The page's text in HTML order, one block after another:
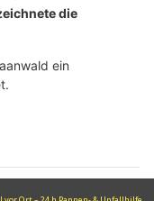
im Gesicht